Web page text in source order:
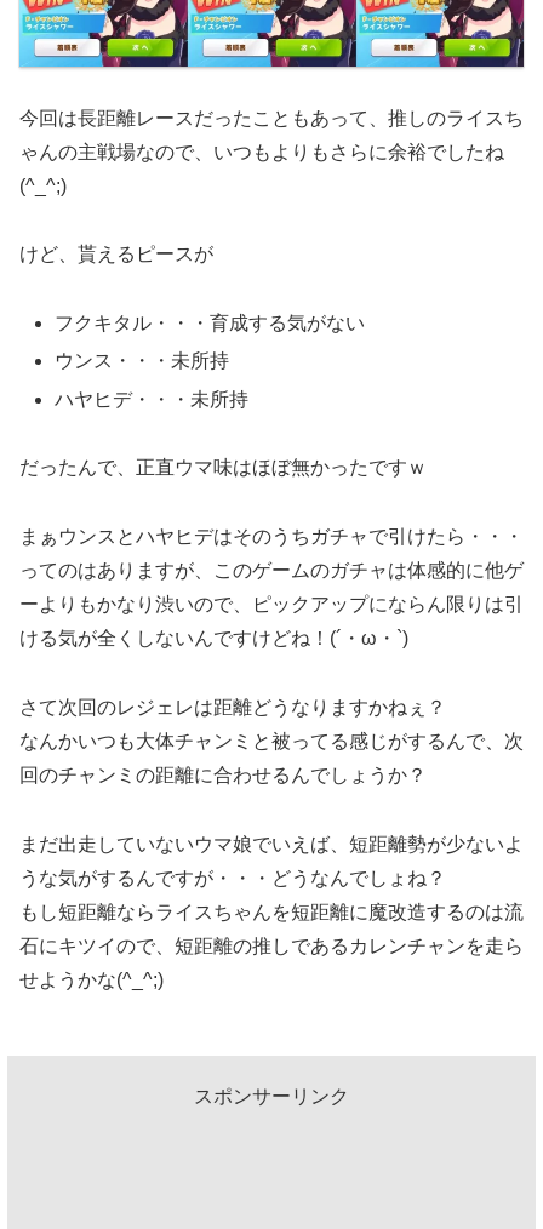
今回は長距離レースだったこともあって、推しのライスち
ゃんの主戦場なので、いつもよりもさらに余裕でしたね
(^_^;)
けど、貰えるピースが
フクキタル・・・育成する気がない
ウンス・・・未所持
ハヤヒデ・・・未所持
だったんで、正直ウマ味はほぼ無かったですｗ
まぁウンスとハヤヒデはそのうちガチャで引けたら・・・
ってのはありますが、このゲームのガチャは体感的に他ゲ
ーよりもかなり渋いので、ピックアップにならん限りは引
ける気が全くしないんですけどね！(´・ω・`)
さて次回のレジェレは距離どうなりますかねぇ？
なんかいつも大体チャンミと被ってる感じがするんで、次
回のチャンミの距離に合わせるんでしょうか？
まだ出走していないウマ娘でいえば、短距離勢が少ないよ
うな気がするんですが・・・どうなんでしょね？
もし短距離ならライスちゃんを短距離に魔改造するのは流
石にキツイので、短距離の推しであるカレンチャンを走ら
せようかな(^_^;)
スポンサーリンク